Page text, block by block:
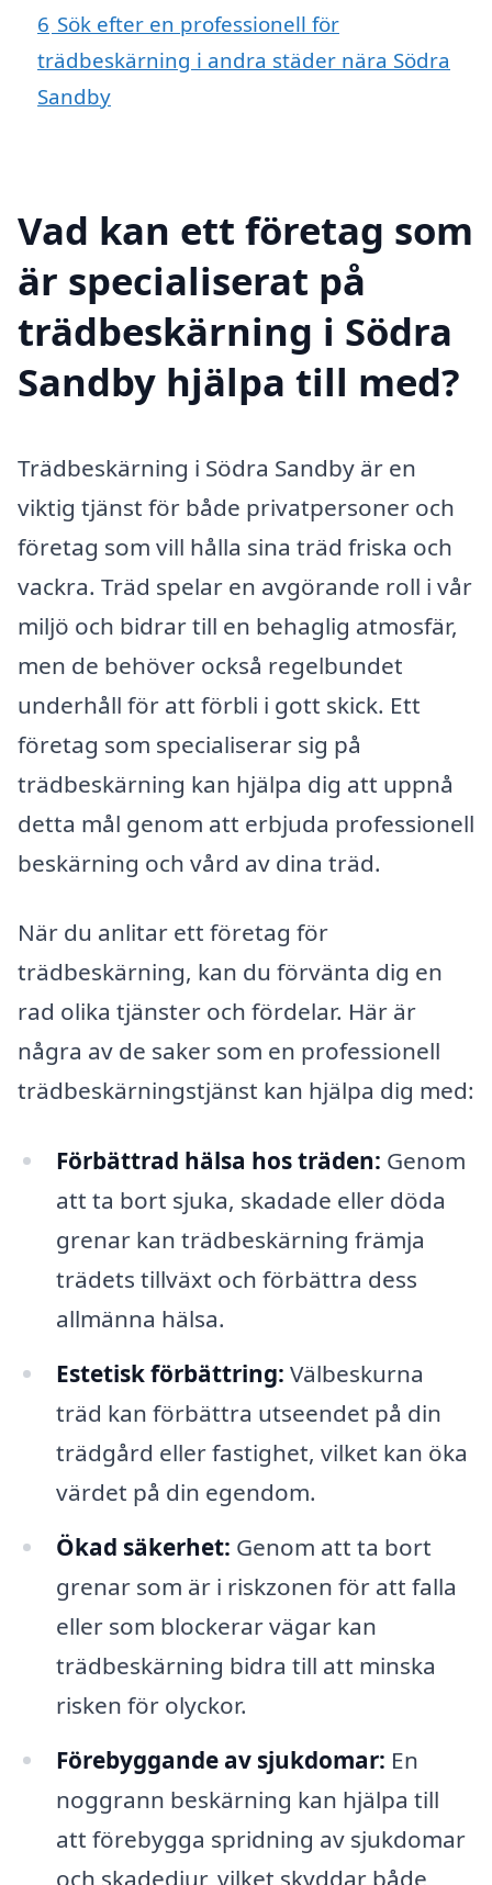
6 Sök efter en professionell för
trädbeskärning i andra städer nära Södra
Sandby
Vad kan ett företag som
är specialiserat på
trädbeskärning i Södra
Sandby hjälpa till med?
Trädbeskärning i Södra Sandby är en
viktig tjänst för både privatpersoner och
företag som vill hålla sina träd friska och
vackra. Träd spelar en avgörande roll i vår
miljö och bidrar till en behaglig atmosfär,
men de behöver också regelbundet
underhåll för att förbli i gott skick. Ett
företag som specialiserar sig på
trädbeskärning kan hjälpa dig att uppnå
detta mål genom att erbjuda professionell
beskärning och vård av dina träd.
När du anlitar ett företag för
trädbeskärning, kan du förvänta dig en
rad olika tjänster och fördelar. Här är
några av de saker som en professionell
trädbeskärningstjänst kan hjälpa dig med:
Förbättrad hälsa hos träden: Genom
att ta bort sjuka, skadade eller döda
grenar kan trädbeskärning främja
trädets tillväxt och förbättra dess
allmänna hälsa.
Estetisk förbättring: Välbeskurna
träd kan förbättra utseendet på din
trädgård eller fastighet, vilket kan öka
värdet på din egendom.
Ökad säkerhet: Genom att ta bort
grenar som är i riskzonen för att falla
eller som blockerar vägar kan
trädbeskärning bidra till att minska
risken för olyckor.
Förebyggande av sjukdomar: En
noggrann beskärning kan hjälpa till
att förebygga spridning av sjukdomar
och skadedjur, vilket skyddar både